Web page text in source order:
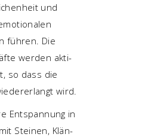
und
füh­ren. Die
wer­den akti­
so dass die
wird.
Ent­span­nung in
Stei­nen, Klän­